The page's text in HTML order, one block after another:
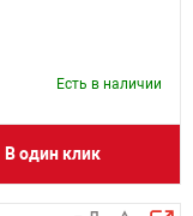
Есть в наличии
В один клик